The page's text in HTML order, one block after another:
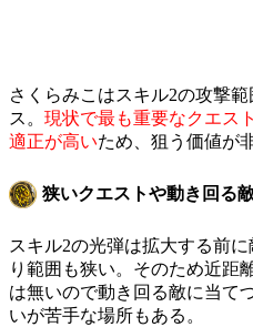
さくらみこはスキル2の攻撃
ス。 現状で最も重要なクエス
適正が高いため、狙う価値が
狭いクエストや動き回る
スキル2の光弾は拡大する前
り範囲も狭い。そのため近距
は無いので動き回る敵に当て
いが苦手な場所もある。